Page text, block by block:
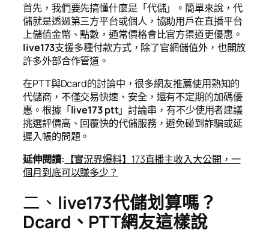
首先，我們要先搞懂什麼是「代儲」。簡單來說，代
儲就是透過第三方平台或個人，協助用戶在直播平台
上儲值金幣、點數，通常價格會比官方渠道更優惠。
live173支援多種付款方式，除了官網儲值外，也開放
許多外部合作管道。
在PTT與Dcard的討論中，很多網友推薦使用熟知的
代儲商，不僅交易快速、安全，還有不定期的加碼優
惠。根據「live173 ptt」討論串，有不少使用者建議
挑選評價高、回覆快的代儲服務，避免碰到詐騙或延
遲入帳的問題。
延伸閱讀: 【實況界爆料】173直播主收入大公開，一
個月到底可以賺多少？
二、 live173代儲划算嗎？
Dcard、PTT網友這樣說